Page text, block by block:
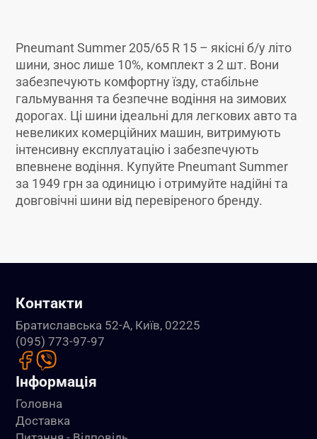
Pneumant Summer 205/65 R 15 – якісні б/у літо
шини, знос лише 10%, комплект з 2 шт. Вони
забезпечують комфортну їзду, стабільне
гальмування та безпечне водіння на зимових
дорогах. Ці шини ідеальні для легкових авто та
невеликих комерційних машин, витримують
інтенсивну експлуатацію і забезпечують
впевнене водіння. Купуйте Pneumant Summer
за 1949 грн за одиницю і отримуйте надійні та
довговічні шини від перевіреного бренду.
Контакти
Братиславська 52-А, Київ, 02225
(095) 773-97-97
Інформація
Головна
Доставка